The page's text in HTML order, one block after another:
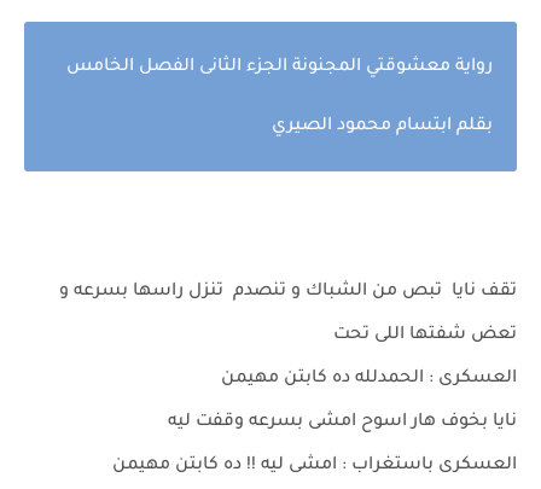
رواية معشوقتي المجنونة الجزء الثانى الفصل الخامس
بقلم ابتسام محمود الصيري
تقف نايا تبص من الشباك و تنصدم تنزل راسها بسرعه و
تعض شفتها اللى تحت
العسكرى : الحمدلله ده كابتن مهيمن
نايا بخوف هار اسوح امشى بسرعه وقفت ليه
العسكرى باستغراب : امشى ليه !! ده كابتن مهيمن